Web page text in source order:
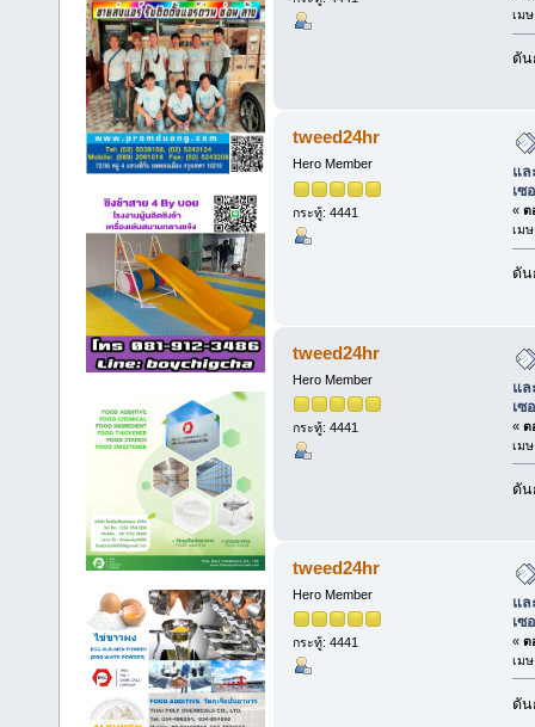
เม
ดัน
tweed24hr
Hero Member
กระทู้: 4441
แล
เซ
« ต
เม
ดัน
tweed24hr
Hero Member
กระทู้: 4441
แล
เซ
« ต
เม
ดัน
tweed24hr
Hero Member
กระทู้: 4441
แล
เซ
« ต
เม
ดัน